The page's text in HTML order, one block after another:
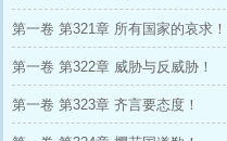
第一卷 第321章 所有国家的哀求！
第一卷 第322章 威胁与反威胁！
第一卷 第323章 齐言要态度！